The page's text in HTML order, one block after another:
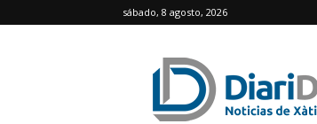
sábado, 8 agosto, 2026